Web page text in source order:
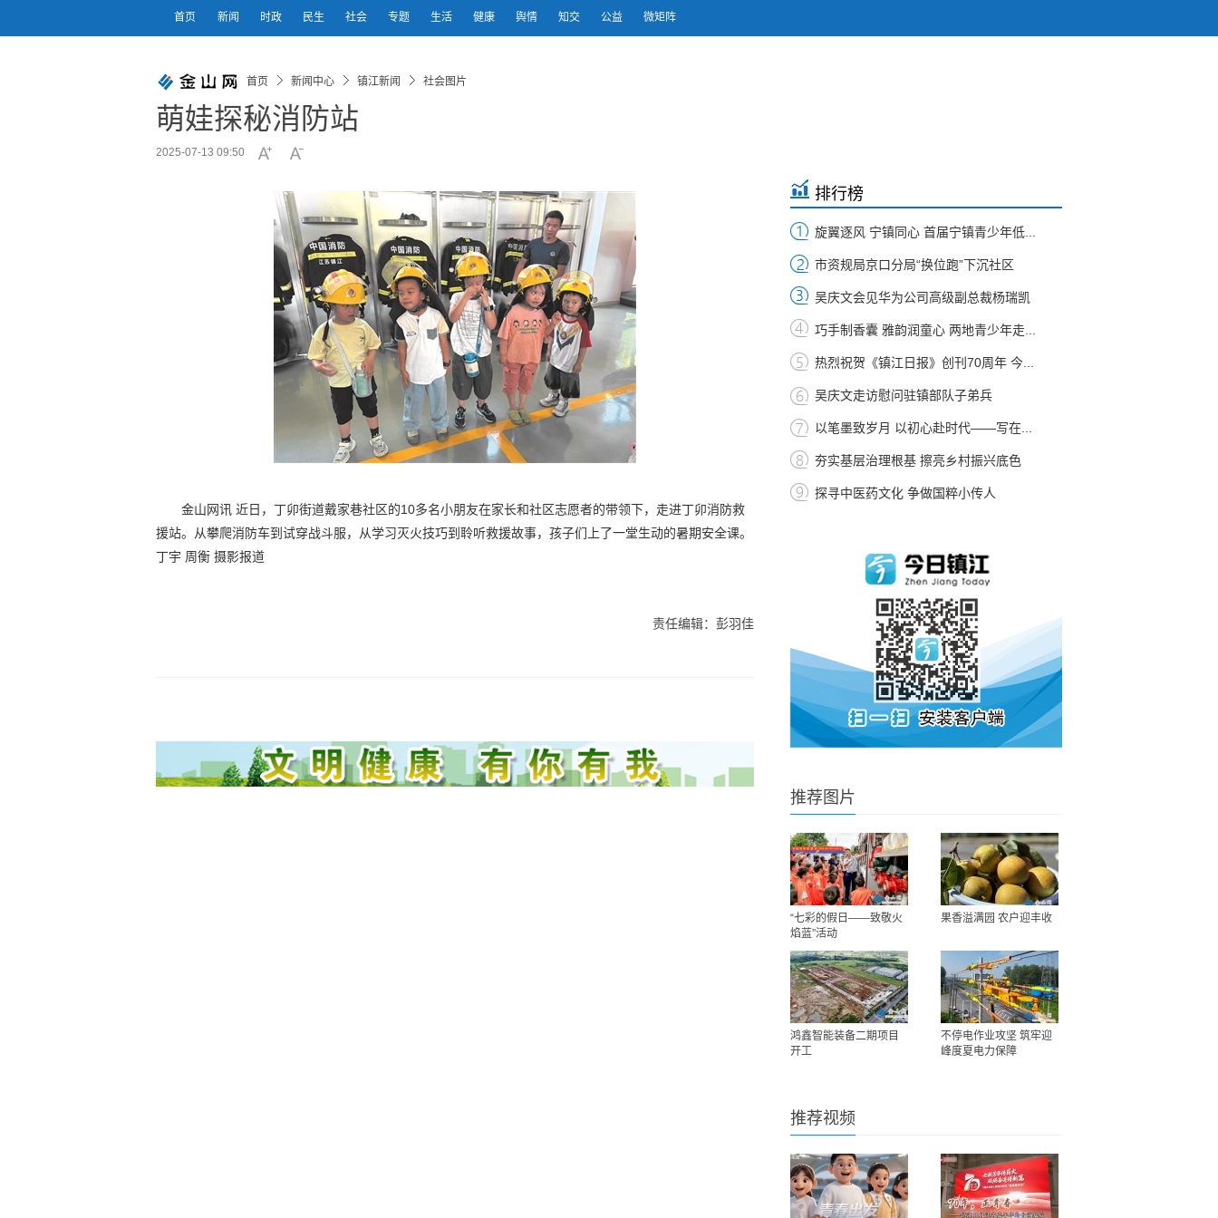
首页 新闻 时政 民生 社会 专题 生活 健康 舆情 知交 公益 微矩阵
首页 新闻中心 镇江新闻 社会图片
萌娃探秘消防站
2025-07-13 09:50
金山网讯 近日，丁卯街道戴家巷社区的10多名小朋友在家长和社区志愿者的带领下，走进丁卯消防救
援站。从攀爬消防车到试穿战斗服，从学习灭火技巧到聆听救援故事，孩子们上了一堂生动的暑期安全课。
丁宇 周衡 摄影报道
责任编辑：彭羽佳
排行榜
旋翼逐风 宁镇同心 首届宁镇青少年低...
市资规局京口分局“换位跑”下沉社区
吴庆文会见华为公司高级副总裁杨瑞凯
巧手制香囊 雅韵润童心 两地青少年走...
热烈祝贺《镇江日报》创刊70周年 今...
吴庆文走访慰问驻镇部队子弟兵
以笔墨致岁月 以初心赴时代——写在...
夯实基层治理根基 擦亮乡村振兴底色
探寻中医药文化 争做国粹小传人
推荐图片
“七彩的假日——致敬火
焰蓝”活动
果香溢满园 农户迎丰收
鸿鑫智能装备二期项目
开工
不停电作业攻坚 筑牢迎
峰度夏电力保障
推荐视频